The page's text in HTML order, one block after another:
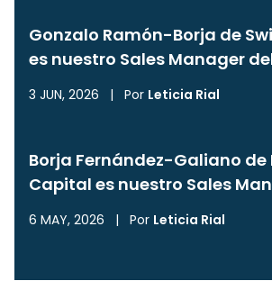
Gonzalo Ramón-Borja de
es nuestro Sales Manager
3 JUN, 2026 | Por Leticia Rial
Borja Fernández-Galiano de
Capital es nuestro Sales
6 MAY, 2026 | Por Leticia Rial